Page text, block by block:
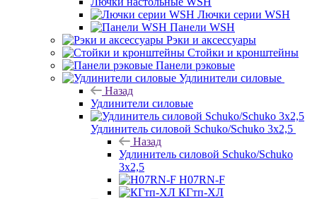
Лючки серии WSH
Панели WSH
Рэки и аксессуары
Стойки и кронштейны
Панели рэковые
Удлинители силовые
Назад
Удлинители силовые
Удлинитель силовой Schuko/Schuko 3х2,5
Назад
Удлинитель силовой Schuko/Schuko
3х2,5
H07RN-F
КГтп-ХЛ